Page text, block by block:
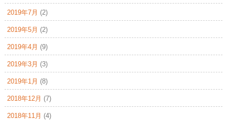
2019年7月 (2)
2019年5月 (2)
2019年4月 (9)
2019年3月 (3)
2019年1月 (8)
2018年12月 (7)
2018年11月 (4)